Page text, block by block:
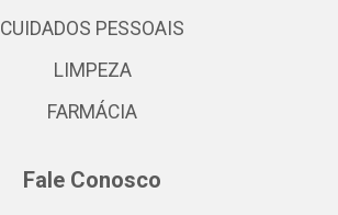
CUIDADOS PESSOAIS
LIMPEZA
FARMÁCIA
Fale Conosco